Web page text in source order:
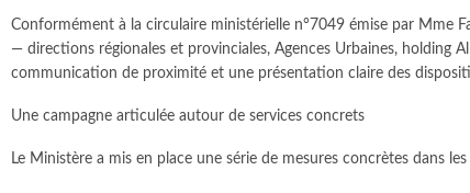
Conformément à la circulaire ministérielle n°7049 émise par Mme
— directions régionales et provinciales, Agences Urbaines, holding
communication de proximité et une présentation claire des
Une campagne articulée autour de services concrets
Le Ministère a mis en place une série de mesures concrètes dans